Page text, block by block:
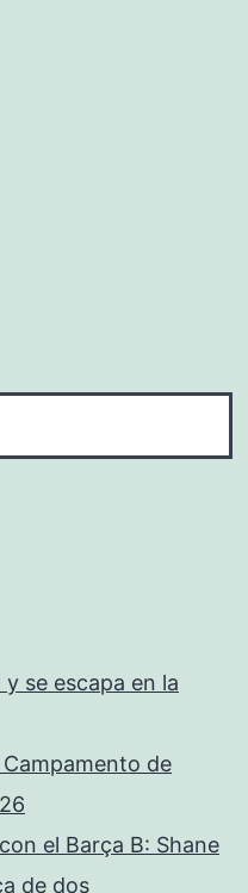
se escapa en la
de
el Barça B: Shane
de dos